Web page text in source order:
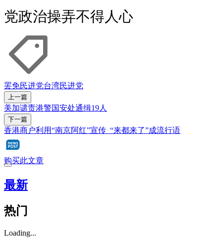
党政治操弄不得人心
罢免民进党台湾民进党
上一篇
美加谴责港警国安处通缉19人
下一篇
香港商户利用“南京阿红”宣传 “来都来了”成流行语
购买此文章
最新
热门
Loading...